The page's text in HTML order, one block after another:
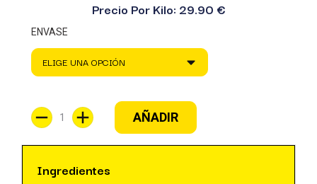
Precio Por Kilo: 29.90 €
ENVASE
AÑADIR
Ingredientes